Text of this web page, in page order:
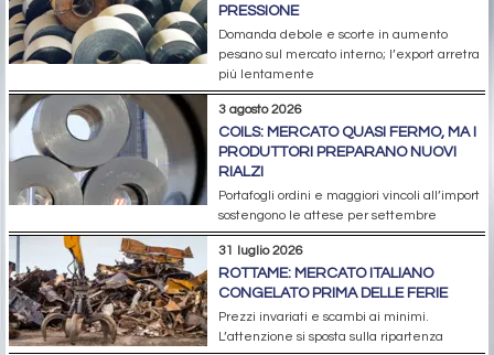
PRESSIONE
Domanda debole e scorte in aumento
pesano sul mercato interno; l’export arretra
più lentamente
3 agosto 2026
COILS: MERCATO QUASI FERMO, MA I
PRODUTTORI PREPARANO NUOVI
RIALZI
Portafogli ordini e maggiori vincoli all’import
sostengono le attese per settembre
31 luglio 2026
ROTTAME: MERCATO ITALIANO
CONGELATO PRIMA DELLE FERIE
Prezzi invariati e scambi ai minimi.
L’attenzione si sposta sulla ripartenza